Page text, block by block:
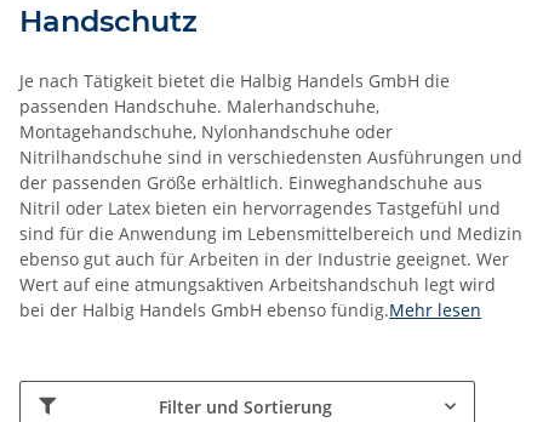
Handschutz
Je nach Tätigkeit bietet die Halbig Handels GmbH die
passenden Handschuhe. Malerhandschuhe,
Montagehandschuhe, Nylonhandschuhe oder
Nitrilhandschuhe sind in verschiedensten Ausführungen und
der passenden Größe erhältlich. Einweghandschuhe aus
Nitril oder Latex bieten ein hervorragendes Tastgefühl und
sind für die Anwendung im Lebensmittelbereich und Medizin
ebenso gut auch für Arbeiten in der Industrie geeignet. Wer
Wert auf eine atmungsaktiven Arbeitshandschuh legt wird
bei der Halbig Handels GmbH ebenso fündig.Mehr lesen
Filter und Sortierung